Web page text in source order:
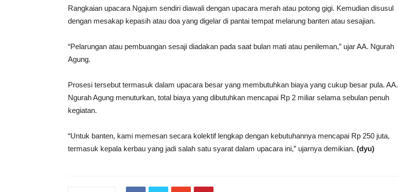
Rangkaian upacara Ngajum sendiri diawali dengan upacara merah atau potong gigi. Kemudian disusul
dengan mesakap kepasih atau doa yang digelar di pantai tempat melarung banten atau sesajian.
“Pelarungan atau pembuangan sesaji diadakan pada saat bulan mati atau penileman,” ujar AA. Ngurah
Agung.
Prosesi tersebut termasuk dalam upacara besar yang membutuhkan biaya yang cukup besar pula. AA.
Ngurah Agung menuturkan, total biaya yang dibutuhkan mencapai Rp 2 miliar selama sebulan penuh
kegiatan.
“Untuk banten, kami memesan secara kolektif lengkap dengan kebutuhannya mencapai Rp 250 juta,
termasuk kepala kerbau yang jadi salah satu syarat dalam upacara ini,” ujarnya demikian. (dyu)